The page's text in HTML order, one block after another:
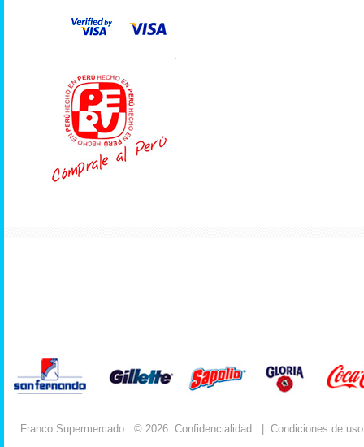
.
Franco Supermercado © 2026 Confidencialidad Condiciones de uso